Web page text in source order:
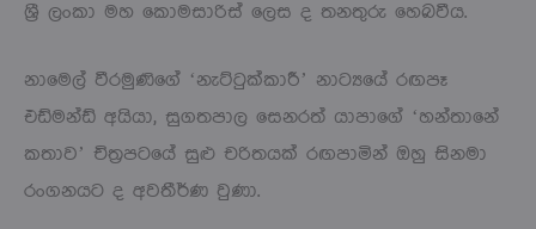
ශ්‍රී ලංකා මහ කොමසාරිස් ලෙස ද තනතුරු හෙබවීය.
නාමෙල් වීරමුණිගේ ‘නැට්ටුක්කාරී’ නාට්‍යයේ රඟපෑ
එඩ්මන්ඩ් අයියා, සුගතපාල සෙනරත් යාපාගේ ‘හන්තානේ
කතාව’ චිත්‍රපටයේ සුළු චරිතයක් රඟපාමින් ඔහු සිනමා
රංගනයට ද අවතීර්ණ වුණා.